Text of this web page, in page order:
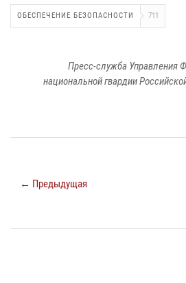
ОБЕСПЕЧЕНИЕ БЕЗОПАСНОСТИ 711
Пресс-служба Управления
национальной гвардии
← Предыдущая